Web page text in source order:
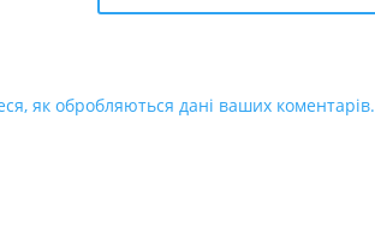
як обробляються дані ваших коментарів.